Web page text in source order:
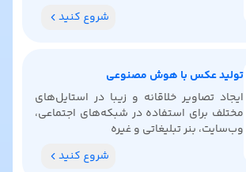
شروع کنید
تولید عکس با هوش مصنوعی
ایجاد تصاویر خلاقانه و زیبا در استایل‌های
مختلف برای استفاده در شبکه‌های اجتماعی،
وب‌سایت، بنر تبلیغاتی و غیره
شروع کنید